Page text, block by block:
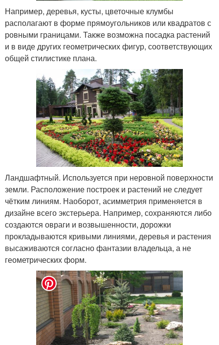
Например, деревья, кусты, цветочные клумбы
располагают в форме прямоугольников или квадратов с
ровными границами. Также возможна посадка растений
и в виде других геометрических фигур, соответствующих
общей стилистике плана.
Ландшафтный. Используется при неровной поверхности
земли. Расположение построек и растений не следует
чётким линиям. Наоборот, асимметрия применяется в
дизайне всего экстерьера. Например, сохраняются либо
создаются овраги и возвышенности, дорожки
прокладываются кривыми линиями, деревья и растения
высаживаются согласно фантазии владельца, а не
геометрических форм.